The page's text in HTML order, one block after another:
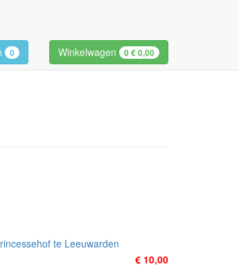
0 Winkelwagen 0€ 0,00
te Leeuwarden
€ 10,00